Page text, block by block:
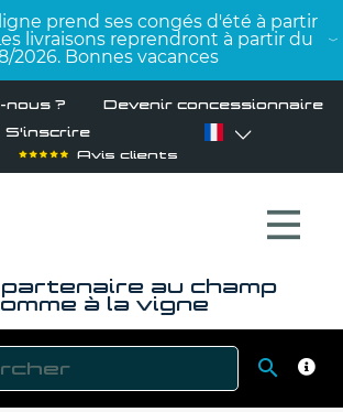
prend ses congés d'été à partir
livraisons reprendront à partir du
2026. Bonnes vacances
nous ? Devenir concessionnaire
S'inscrire
Avis clients
au champ
à la vigne
